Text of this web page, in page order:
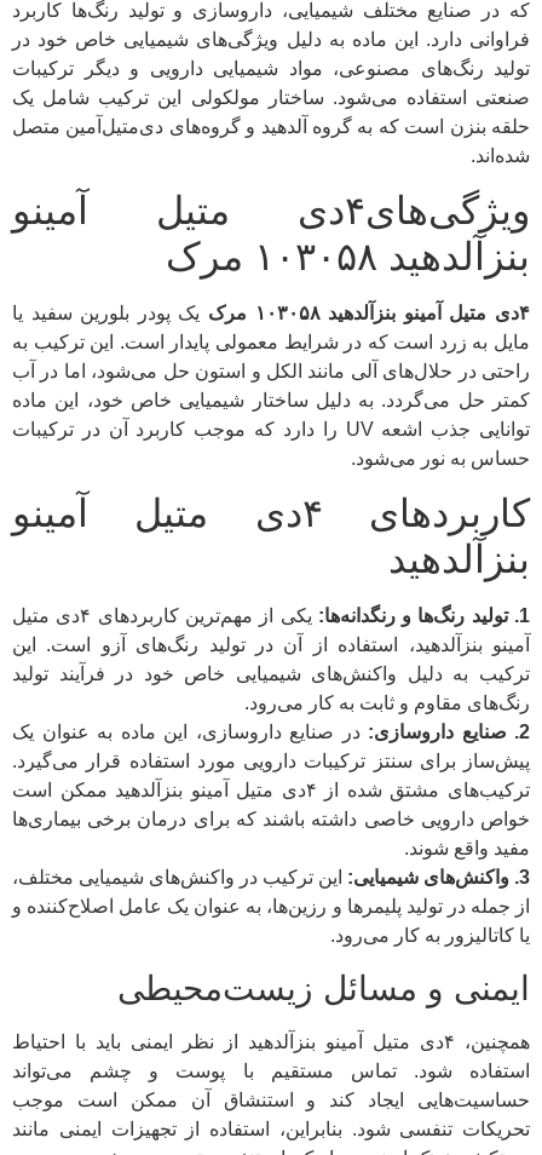
که در صنایع مختلف شیمیایی، داروسازی و تولید رنگ‌ها کاربرد
فراوانی دارد. این ماده به دلیل ویژگی‌های شیمیایی خاص خود در
تولید رنگ‌های مصنوعی، مواد شیمیایی دارویی و دیگر ترکیبات
صنعتی استفاده می‌شود. ساختار مولکولی این ترکیب شامل یک
حلقه بنزن است که به گروه آلدهید و گروه‌های دی‌متیل‌آمین متصل
شده‌اند.
ویژگی‌های۴دی متیل آمینو
بنزآلدهید ۱۰۳۰۵۸ مرک
۴دی متیل آمینو بنزآلدهید ۱۰۳۰۵۸ مرک
یک پودر بلورین سفید یا
مایل به زرد است که در شرایط معمولی پایدار است. این ترکیب به
راحتی در حلال‌های آلی مانند الکل و استون حل می‌شود، اما در آب
کمتر حل می‌گردد. به دلیل ساختار شیمیایی خاص خود، این ماده
توانایی جذب اشعه UV را دارد که موجب کاربرد آن در ترکیبات
حساس به نور می‌شود.
کاربردهای ۴دی متیل آمینو
بنزآلدهید
1. تولید رنگ‌ها و رنگدانه‌ها:
یکی از مهم‌ترین کاربردهای ۴دی متیل
آمینو بنزآلدهید، استفاده از آن در تولید رنگ‌های آزو است. این
ترکیب به دلیل واکنش‌های شیمیایی خاص خود در فرآیند تولید
رنگ‌های مقاوم و ثابت به کار می‌رود.
2. صنایع داروسازی:
در صنایع داروسازی، این ماده به عنوان یک
پیش‌ساز برای سنتز ترکیبات دارویی مورد استفاده قرار می‌گیرد.
ترکیب‌های مشتق شده از ۴دی متیل آمینو بنزآلدهید ممکن است
خواص دارویی خاصی داشته باشند که برای درمان برخی بیماری‌ها
مفید واقع شوند.
3. واکنش‌های شیمیایی:
این ترکیب در واکنش‌های شیمیایی مختلف،
از جمله در تولید پلیمرها و رزین‌ها، به عنوان یک عامل اصلاح‌کننده و
یا کاتالیزور به کار می‌رود.
ایمنی و مسائل زیست‌محیطی
همچنین، ۴دی متیل آمینو بنزآلدهید از نظر ایمنی باید با احتیاط
استفاده شود. تماس مستقیم با پوست و چشم می‌تواند
حساسیت‌هایی ایجاد کند و استنشاق آن ممکن است موجب
تحریکات تنفسی شود. بنابراین، استفاده از تجهیزات ایمنی مانند